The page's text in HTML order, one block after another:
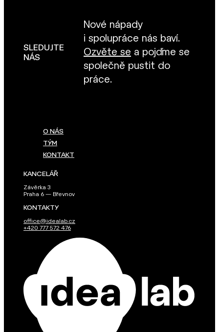
SLEDUJTE
NÁS
Nové nápady
i spolupráce nás baví.
Ozvěte se a pojďme se
společně pustit do
práce.
O NÁS
TÝM
KONTAKT
KANCELÁŘ
Závěrka 3
Praha 6 — Břevnov
KONTAKTY
office@idealab.cz
+420 777 572 476